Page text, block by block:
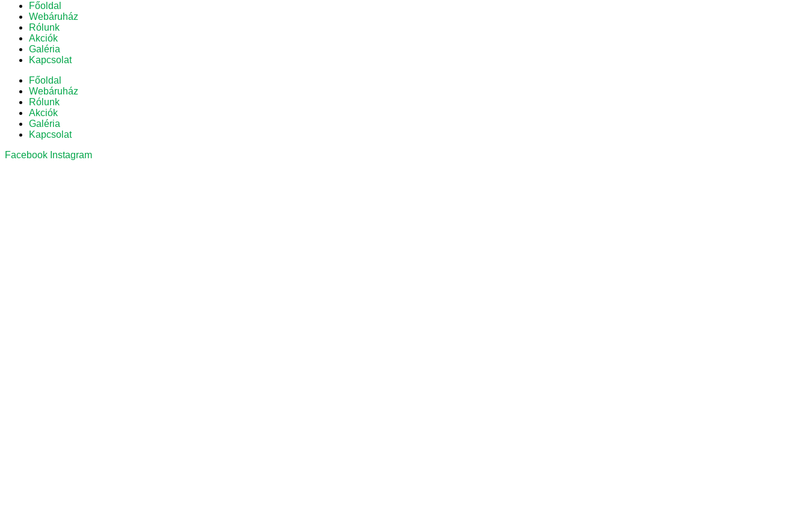
Főoldal
Webáruház
Rólunk
Akciók
Galéria
Kapcsolat
Főoldal
Webáruház
Rólunk
Akciók
Galéria
Kapcsolat
Facebook Instagram